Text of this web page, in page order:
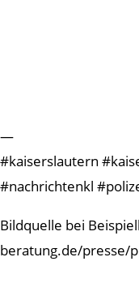
—
#kaiserslautern
#nachrichtenkl
Bildquelle bei
beratung.de/presse/